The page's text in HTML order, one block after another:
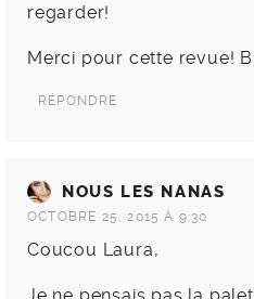
regarder!
Merci pour cette revue!
RÉPONDRE
NOUS LES NANAS
OCTOBRE 25, 2015 À 9:30
Coucou Laura,